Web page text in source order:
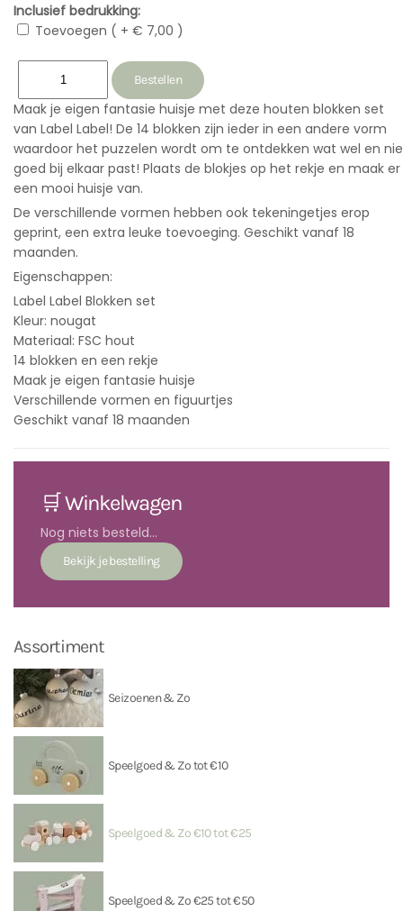
Inclusief bedrukking:
Toevoegen ( + € 7,00 )
Maak je eigen fantasie huisje met deze houten blokken set
van Label Label! De 14 blokken zijn ieder in een andere vorm
waardoor het puzzelen wordt om te ontdekken wat wel en
goed bij elkaar past! Plaats de blokjes op het rekje en maak er
een mooi huisje van.
De verschillende vormen hebben ook tekeningetjes erop
geprint, een extra leuke toevoeging. Geschikt vanaf 18
maanden.
Eigenschappen:
Label Label Blokken set
Kleur: nougat
Materiaal: FSC hout
14 blokken en een rekje
Maak je eigen fantasie huisje
Verschillende vormen en figuurtjes
Geschikt vanaf 18 maanden
🛒 Winkelwagen
Nog niets besteld...
Assortiment
Seizoenen & Zo
Speelgoed & Zo tot €10
Speelgoed & Zo €10 tot €25
Speelgoed & Zo €25 tot €50